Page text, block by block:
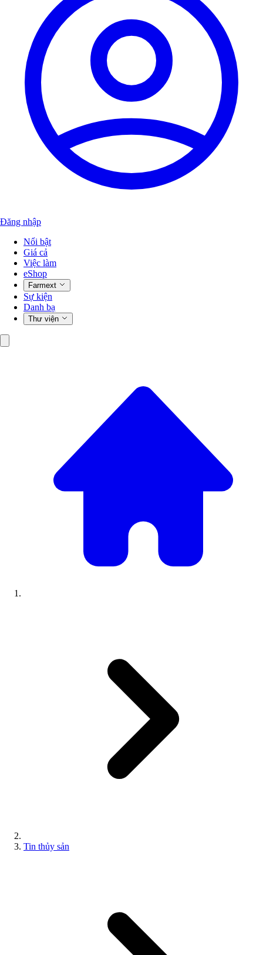
Đăng nhập
Nổi bật
Giá cả
Việc làm
eShop
Farmext
Sự kiện
Danh bạ
Thư viện
Tin thủy sản